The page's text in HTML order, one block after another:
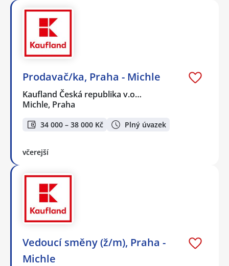
Prodavač/ka, Praha - Michle
Kaufland Česká republika v.o…
Michle, Praha
34 000 – 38 000 Kč Plný úvazek
včerejší
Vedoucí směny (ž/m), Praha -
Michle